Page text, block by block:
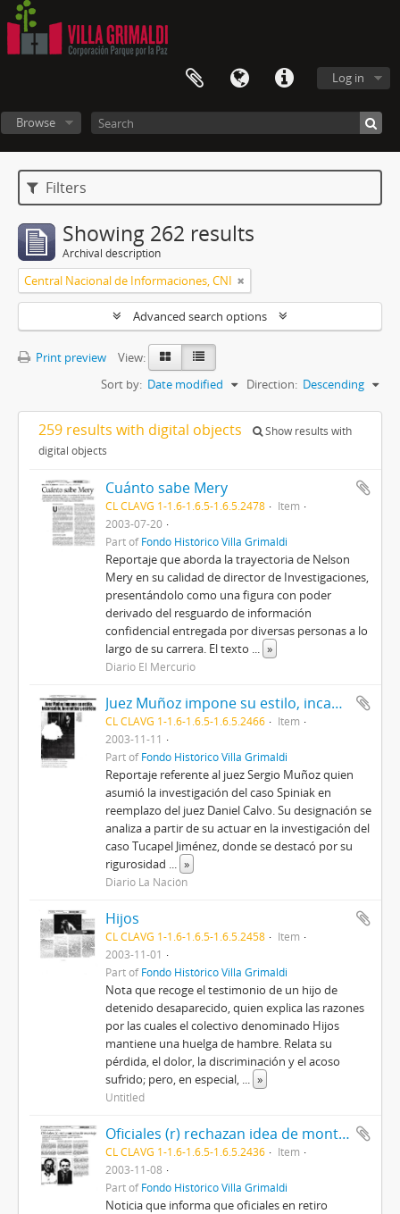
Log in
Browse
Filters
Showing 262 results
Archival description
Central Nacional de Informaciones, CNI
Advanced search options
Print preview
View:
Sort by: Date modified Direction: Descending
259 results with digital objects
Show results with
digital objects
Cuánto sabe Mery
CL CLAVG 1-1.6-1.6.5-1.6.5.2478
Item
2003-07-20
Part ofFondo Histórico Villa Grimaldi
Reportaje que aborda la trayectoria de Nelson
Mery en su calidad de director de Investigaciones,
presentándolo como una figura con poder
derivado del resguardo de información
confidencial entregada por diversas personas a lo
largo de su carrera. El texto ... »
Diario El Mercurio
Juez Muñoz impone su estilo, incansable, hermético y estricto
CL CLAVG 1-1.6-1.6.5-1.6.5.2466
Item
2003-11-11
Part ofFondo Histórico Villa Grimaldi
Reportaje referente al juez Sergio Muñoz quien
asumió la investigación del caso Spiniak en
reemplazo del juez Daniel Calvo. Su designación se
analiza a partir de su actuar en la investigación del
caso Tucapel Jiménez, donde se destacó por su
rigurosidad ... »
Diario La Nación
Hijos
CL CLAVG 1-1.6-1.6.5-1.6.5.2458
Item
2003-11-01
Part ofFondo Histórico Villa Grimaldi
Nota que recoge el testimonio de un hijo de
detenido desaparecido, quien explica las razones
por las cuales el colectivo denominado Hijos
mantiene una huelga de hambre. Relata su
pérdida, el dolor, la discriminación y el acoso
sufrido; pero, en especial, ... »
Untitled
Oficiales (r) rechazan idea de montaje
CL CLAVG 1-1.6-1.6.5-1.6.5.2436
Item
2003-11-08
Part ofFondo Histórico Villa Grimaldi
Noticia que informa que oficiales en retiro